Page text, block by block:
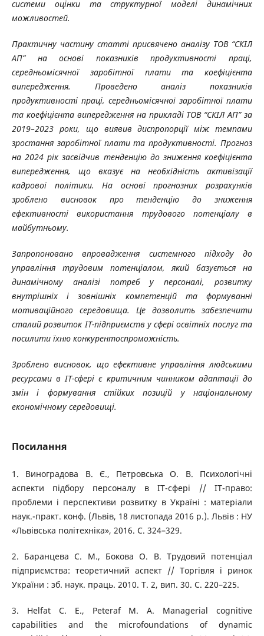
системи оцінки та структурної моделі динамічних
можливостей.
Практичну частину статті присвячено аналізу ТОВ “СКІЛ
АП” на основі показників продуктивності праці,
середньомісячної заробітної плати та коефіцієнта
випередження. Проведено аналіз показників
продуктивності праці, середньомісячної заробітної плати
та коефіцієнта випередження на прикладі ТОВ “СКІЛ АП” за
2019–2023 роки, що виявив диспропорції між темпами
зростання заробітної плати та продуктивності. Прогноз
на 2024 рік засвідчив тенденцію до зниження коефіцієнта
випередження, що вказує на необхідність активізації
кадрової політики. На основі прогнозних розрахунків
зроблено висновок про тенденцію до зниження
ефективності використання трудового потенціалу в
майбутньому.
Запропоновано впровадження системного підходу до
управління трудовим потенціалом, який базується на
динамічному аналізі потреб у персоналі, розвитку
внутрішніх і зовнішніх компетенцій та формуванні
мотиваційного середовища. Це дозволить забезпечити
сталий розвиток ІТ-підприємств у сфері освітніх послуг та
посилити їхню конкурентоспроможність.
Зроблено висновок, що ефективне управління людськими
ресурсами в ІТ-сфері є критичним чинником адаптації до
змін і формування стійких позицій у національному
економічному середовищі.
Посилання
1. Виноградова В. Є., Петровська О. В. Психологічні
аспекти підбору персоналу в ІТ-сфері // ІТ-право:
проблеми і перспективи розвитку в Україні : матеріали
наук.-практ. конф. (Львів, 18 листопада 2016 р.). Львів : НУ
«Львівська політехніка», 2016. С. 324–329.
2. Баранцева С. М., Бокова О. В. Трудовий потенціал
підприємства: теоретичний аспект // Торгівля і ринок
України : зб. наук. праць. 2010. Т. 2, вип. 30. С. 220–225.
3. Helfat C. E., Peteraf M. A. Managerial cognitive
capabilities and the microfoundations of dynamic